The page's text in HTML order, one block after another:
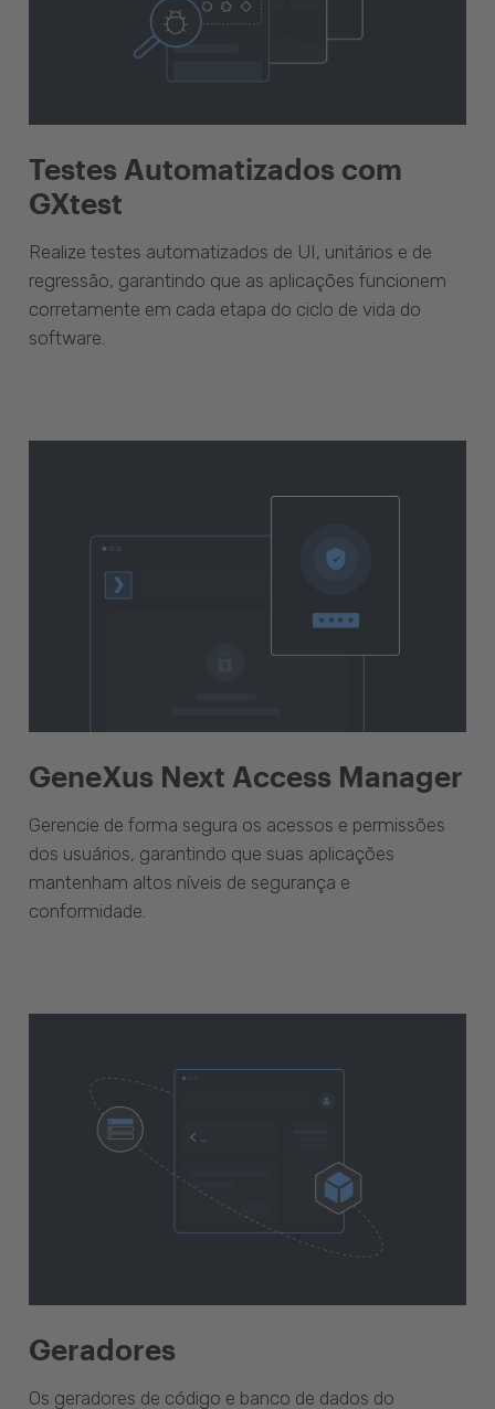
Testes Automatizados com
GXtest
Realize testes automatizados de UI, unitários e de
regressão, garantindo que as aplicações funcionem
corretamente em cada etapa do ciclo de vida do
software.
GeneXus Next Access Manager
Gerencie de forma segura os acessos e permissões
dos usuários, garantindo que suas aplicações
mantenham altos níveis de segurança e
conformidade.
Geradores
Os geradores de código e banco de dados do